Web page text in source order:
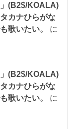
(B2$/KOALA)
カナひらがな
歌いたい。
に
(B2$/KOALA)
カナひらがな
歌いたい。
に